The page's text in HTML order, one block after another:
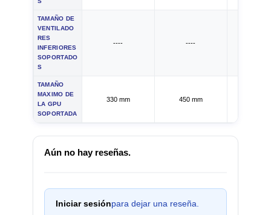
TAMAÑO DE
VENTILADO
RES
INFERIORES
SOPORTADO
S
---- ----
TAMAÑO
MAXIMO DE
LA GPU
SOPORTADA
330 mm 450 mm
Aún no hay reseñas.
Iniciar sesiónpara dejar una reseña.